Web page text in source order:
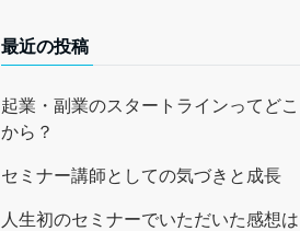
最近の投稿
起業・副業のスタートラインってどこ
から？
セミナー講師としての気づきと成長
人生初のセミナーでいただいた感想は